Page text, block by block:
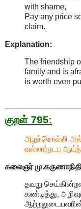
with shame,
Pay any price
claim.
Explanation:
The friendship
family and is
is worth even
குறள் 795:
அழச்சொல்லி
வல்லார்நடபு
கலைஞர்
தவறு
கண்டித்து,